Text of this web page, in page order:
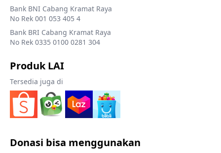
Bank BNI Cabang Kramat Raya
No Rek 001 053 405 4
Bank BRI Cabang Kramat Raya
No Rek 0335 0100 0281 304
Produk LAI
Tersedia juga di
Donasi bisa menggunakan